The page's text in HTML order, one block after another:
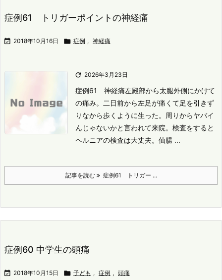
症例61 トリガーポイントの神経痛
 2018年10月16日  症例 , 神経痛
 2026年3月23日
症例61 神経痛左殿部から太腿外側にかけて
の痛み。 二日前から左足が痛くて足を引きず
りなから歩くように生った。 周りからヤバイ
んじゃないかと言われて来院。 検査をすると
ヘルニアの検査は大丈夫。 仙腸 ...
記事を読む 症例61 トリガー ...
症例60 中学生の頭痛
 2018年10月15日  子ども , 症例 , 頭痛